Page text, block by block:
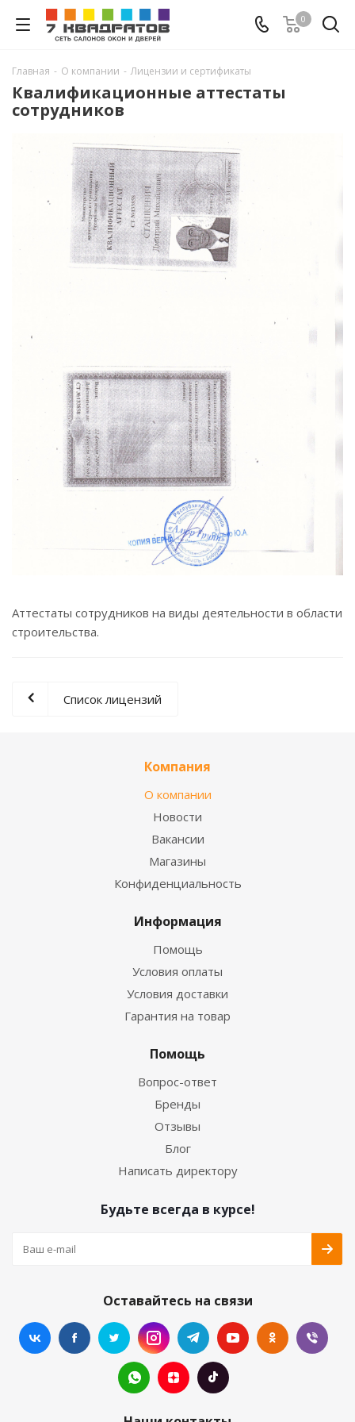
0
Главная - О компании - Лицензии и сертификаты
Квалификационные аттестаты
сотрудников
Аттестаты сотрудников на виды деятельности в области
строительства.
Список лицензий
Компания
О компании
Новости
Вакансии
Магазины
Конфиденциальность
Информация
Помощь
Условия оплаты
Условия доставки
Гарантия на товар
Помощь
Вопрос-ответ
Бренды
Отзывы
Блог
Написать директору
Будьте всегда в курсе!
Оставайтесь на связи